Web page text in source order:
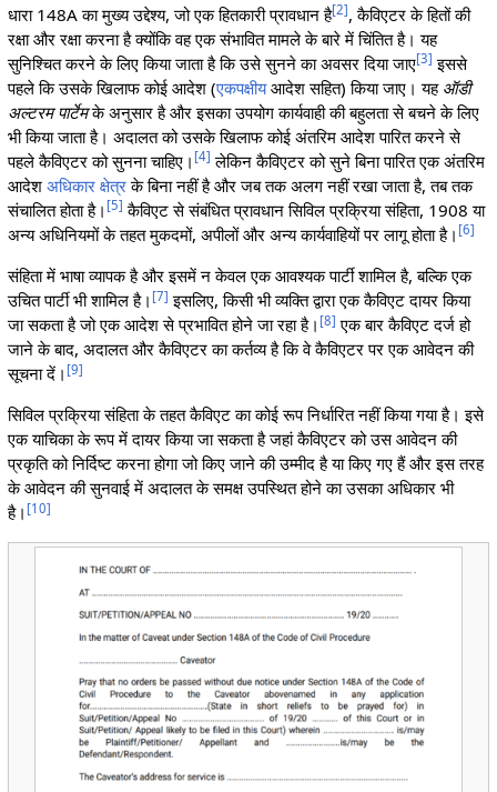
धारा 148A का मुख्य उद्देश्य, जो एक हितकारी प्रावधान है[2], कैविएटर के हितों की
रक्षा और रक्षा करना है क्योंकि वह एक संभावित मामले के बारे में चिंतित है। यह
सुनिश्चित करने के लिए किया जाता है कि उसे सुनने का अवसर दिया जाए[3] इससे
पहले कि उसके खिलाफ कोई आदेश (एकपक्षीयआदेश सहित) किया जाए। यह ऑडी
अल्टरम पार्टेमके अनुसार है और इसका उपयोग कार्यवाही की बहुलता से बचने के लिए
भी किया जाता है। अदालत को उसके खिलाफ कोई अंतरिम आदेश पारित करने से
पहले कैविएटर को सुनना चाहिए। [4] लेकिन कैविएटर को सुने बिना पारित एक अंतरिम
आदेश अधिकार क्षेत्रके बिना नहीं है और जब तक अलग नहीं रखा जाता है, तब तक
संचालित होता है। [5] कैविएट से संबंधित प्रावधान सिविल प्रक्रिया संहिता, 1908 या
अन्य अधिनियमों के तहत मुकदमों, अपीलों और अन्य कार्यवाहियों पर लागू होता है। [6]
संहिता में भाषा व्यापक है और इसमें न केवल एक आवश्यक पार्टी शामिल है, बल्कि एक
उचित पार्टी भी शामिल है। [7] इसलिए, किसी भी व्यक्ति द्वारा एक कैविएट दायर किया
जा सकता है जो एक आदेश से प्रभावित होने जा रहा है। [8] एक बार कैविएट दर्ज हो
जाने के बाद, अदालत और कैविएटर का कर्तव्य है कि वे कैविएटर पर एक आवेदन की
सूचना दें। [9]
सिविल प्रक्रिया संहिता के तहत कैविएट का कोई रूप निर्धारित नहीं किया गया है। इसे
एक याचिका के रूप में दायर किया जा सकता है जहां कैविएटर को उस आवेदन की
प्रकृति को निर्दिष्ट करना होगा जो किए जाने की उम्मीद है या किए गए हैं और इस तरह
के आवेदन की सुनवाई में अदालत के समक्ष उपस्थित होने का उसका अधिकार भी
है। [10]